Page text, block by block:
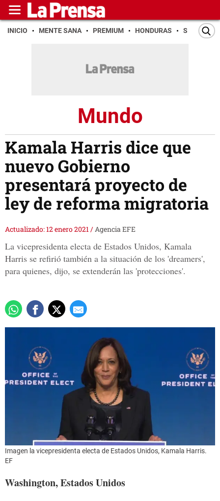
INICIO MENTE SANA PREMIUM HONDURAS SAN PEDRO
Mundo
Kamala Harris dice que
nuevo Gobierno
presentará proyecto de
ley de reforma migratoria
Actualizado: 12 enero 2021/Agencia EFE
La vicepresidenta electa de Estados Unidos, Kamala
Harris se refirió también a la situación de los 'dreamers',
para quienes, dijo, se extenderán las 'protecciones'.
Imagen la vicepresidenta electa de Estados Unidos, Kamala Harris.
EF
Washington, Estados Unidos